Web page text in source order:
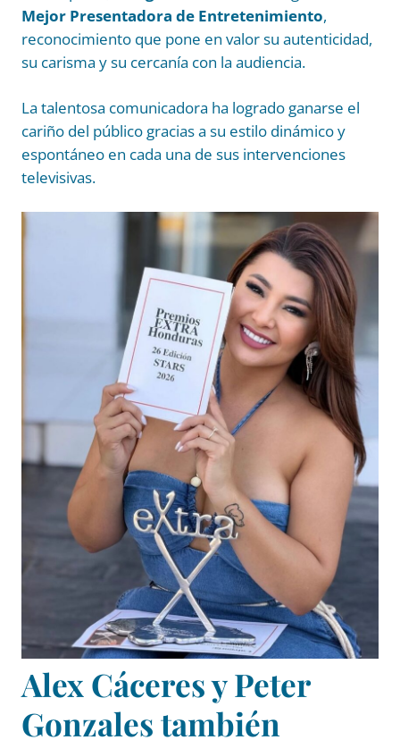
Mejor Presentadora de Entretenimiento,
reconocimiento que pone en valor su autenticidad,
su carisma y su cercanía con la audiencia.
La talentosa comunicadora ha logrado ganarse el
cariño del público gracias a su estilo dinámico y
espontáneo en cada una de sus intervenciones
televisivas.
Alex Cáceres y Peter
Gonzales también